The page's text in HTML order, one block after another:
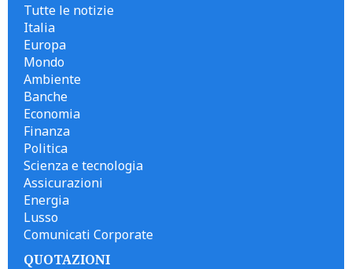
Tutte le notizie
Italia
Europa
Mondo
Ambiente
Banche
Economia
Finanza
Politica
Scienza e tecnologia
Assicurazioni
Energia
Lusso
Comunicati Corporate
QUOTAZIONI